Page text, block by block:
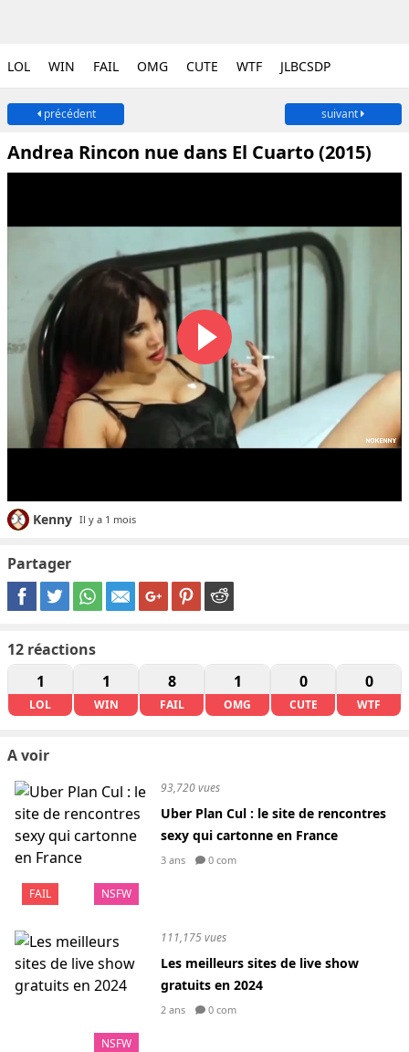
LOL WIN FAIL OMG CUTE WTF JLBCSDP
précédent suivant
Andrea Rincon nue dans El Cuarto (2015)
Kenny Il y a 1 mois
Partager
12 réactions
1
LOL
1
WIN
8
FAIL
1
OMG
0
CUTE
0
WTF
A voir
FAIL NSFW
93,720 vues
Uber Plan Cul : le site de rencontres
sexy qui cartonne en France
3 ans 0 com
NSFW
111,175 vues
Les meilleurs sites de live show
gratuits en 2024
2 ans 0 com